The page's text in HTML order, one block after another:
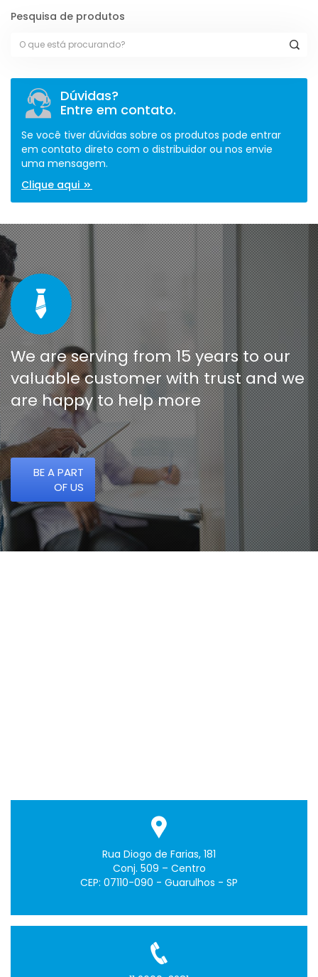
Pesquisa de produtos
Dúvidas?
Entre em contato.
Se você tiver dúvidas sobre os produtos pode entrar
em contato direto com o distribuidor ou nos envie
uma mensagem.
Clique aqui
We are serving from 15 years to our
valuable customer with trust and we
are happy to help more
BE A PART
OF US
Rua Diogo de Farias, 181
Conj. 509 – Centro
CEP: 07110-090 - Guarulhos - SP